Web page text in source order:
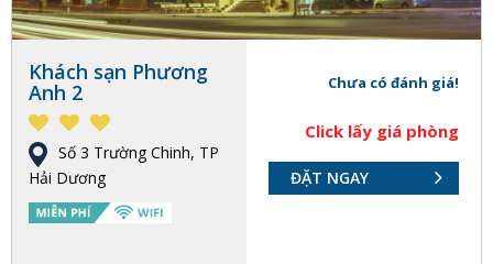
Khách sạn Phương
Anh 2
Số 3 Trường Chinh, TP
Hải Dương
Chưa có đánh giá!
Click lấy giá phòng
ĐẶT NGAY